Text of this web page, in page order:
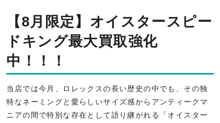
【8月限定】オイスタースピー
ドキング最大買取強化
中！！！
当店では今月、ロレックスの長い歴史の中でも、その独
特なネーミングと愛らしいサイズ感からアンティークマ
ニアの間で特別な存在として語り継がれる「オイスター